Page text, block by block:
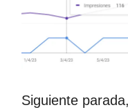
Siguiente